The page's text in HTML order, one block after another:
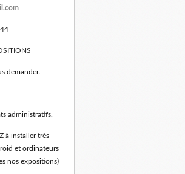
demander.
administratifs.
à installer très
et ordinateurs
nos expositions)